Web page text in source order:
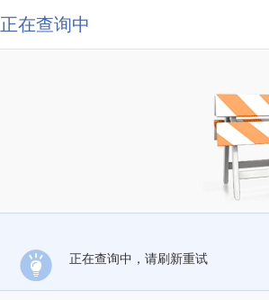
正在查询中
正在查询中，请刷新重试